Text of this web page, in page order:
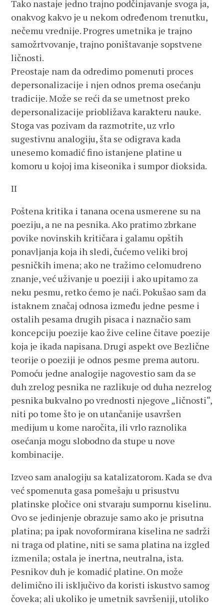
Tako nastaje jedno trajno podčinjavanje svoga ja,
onakvog kakvo je u nekom određenom trenutku,
nečemu vrednije. Progres umetnika je trajno
samožrtvovanje, trajno poništavanje sopstvene
ličnosti.
Preostaje nam da odredimo pomenuti proces
depersonalizacije i njen odnos prema osećanju
tradicije. Može se reći da se umetnost preko
depersonalizacije priobližava karakteru nauke.
Stoga vas pozivam da razmotrite, uz vrlo
sugestivnu analogiju, šta se odigrava kada
unesemo komadić fino istanjene platine u
komoru u kojoj ima kiseonika i sumpor dioksida.
II
Poštena kritika i tanana ocena usmerene su na
poeziju, a ne na pesnika. Ako pratimo zbrkane
povike novinskih kritičara i galamu opštih
ponavljanja koja ih sledi, čućemo veliki broj
pesničkih imena; ako ne tražimo celomudreno
znanje, već uživanje u poeziji i ako upitamo za
neku pesmu, retko ćemo je naći. Pokušao sam da
istaknem značaj odnosa između jedne pesme i
ostalih pesama drugih pisaca i naznačio sam
koncepciju poezije kao žive celine čitave poezije
koja je ikada napisana. Drugi aspekt ove Bezlične
teorije o poeziji je odnos pesme prema autoru.
Pomoću jedne analogije nagovestio sam da se
duh zrelog pesnika ne razlikuje od duha nezrelog
pesnika bukvalno po vrednosti njegove „ličnosti“,
niti po tome što je on utančanije usavršen
medijum u kome naročita, ili vrlo raznolika
osećanja mogu slobodno da stupe u nove
kombinacije.
Izveo sam analogiju sa katalizatorom. Kada se dva
već spomenuta gasa pomešaju u prisustvu
platinske pločice oni stvaraju sumpornu kiselinu.
Ovo se jedinjenje obrazuje samo ako je prisutna
platina; pa ipak novoformirana kiselina ne sadrži
ni traga od platine, niti se sama platina na izgled
izmenila; ostala je inertna, neutralna, ista.
Pesnikov duh je komadić platine. On može
delimično ili isključivo da koristi iskustvo samog
čoveka; ali ukoliko je umetnik savršeniji, utoliko